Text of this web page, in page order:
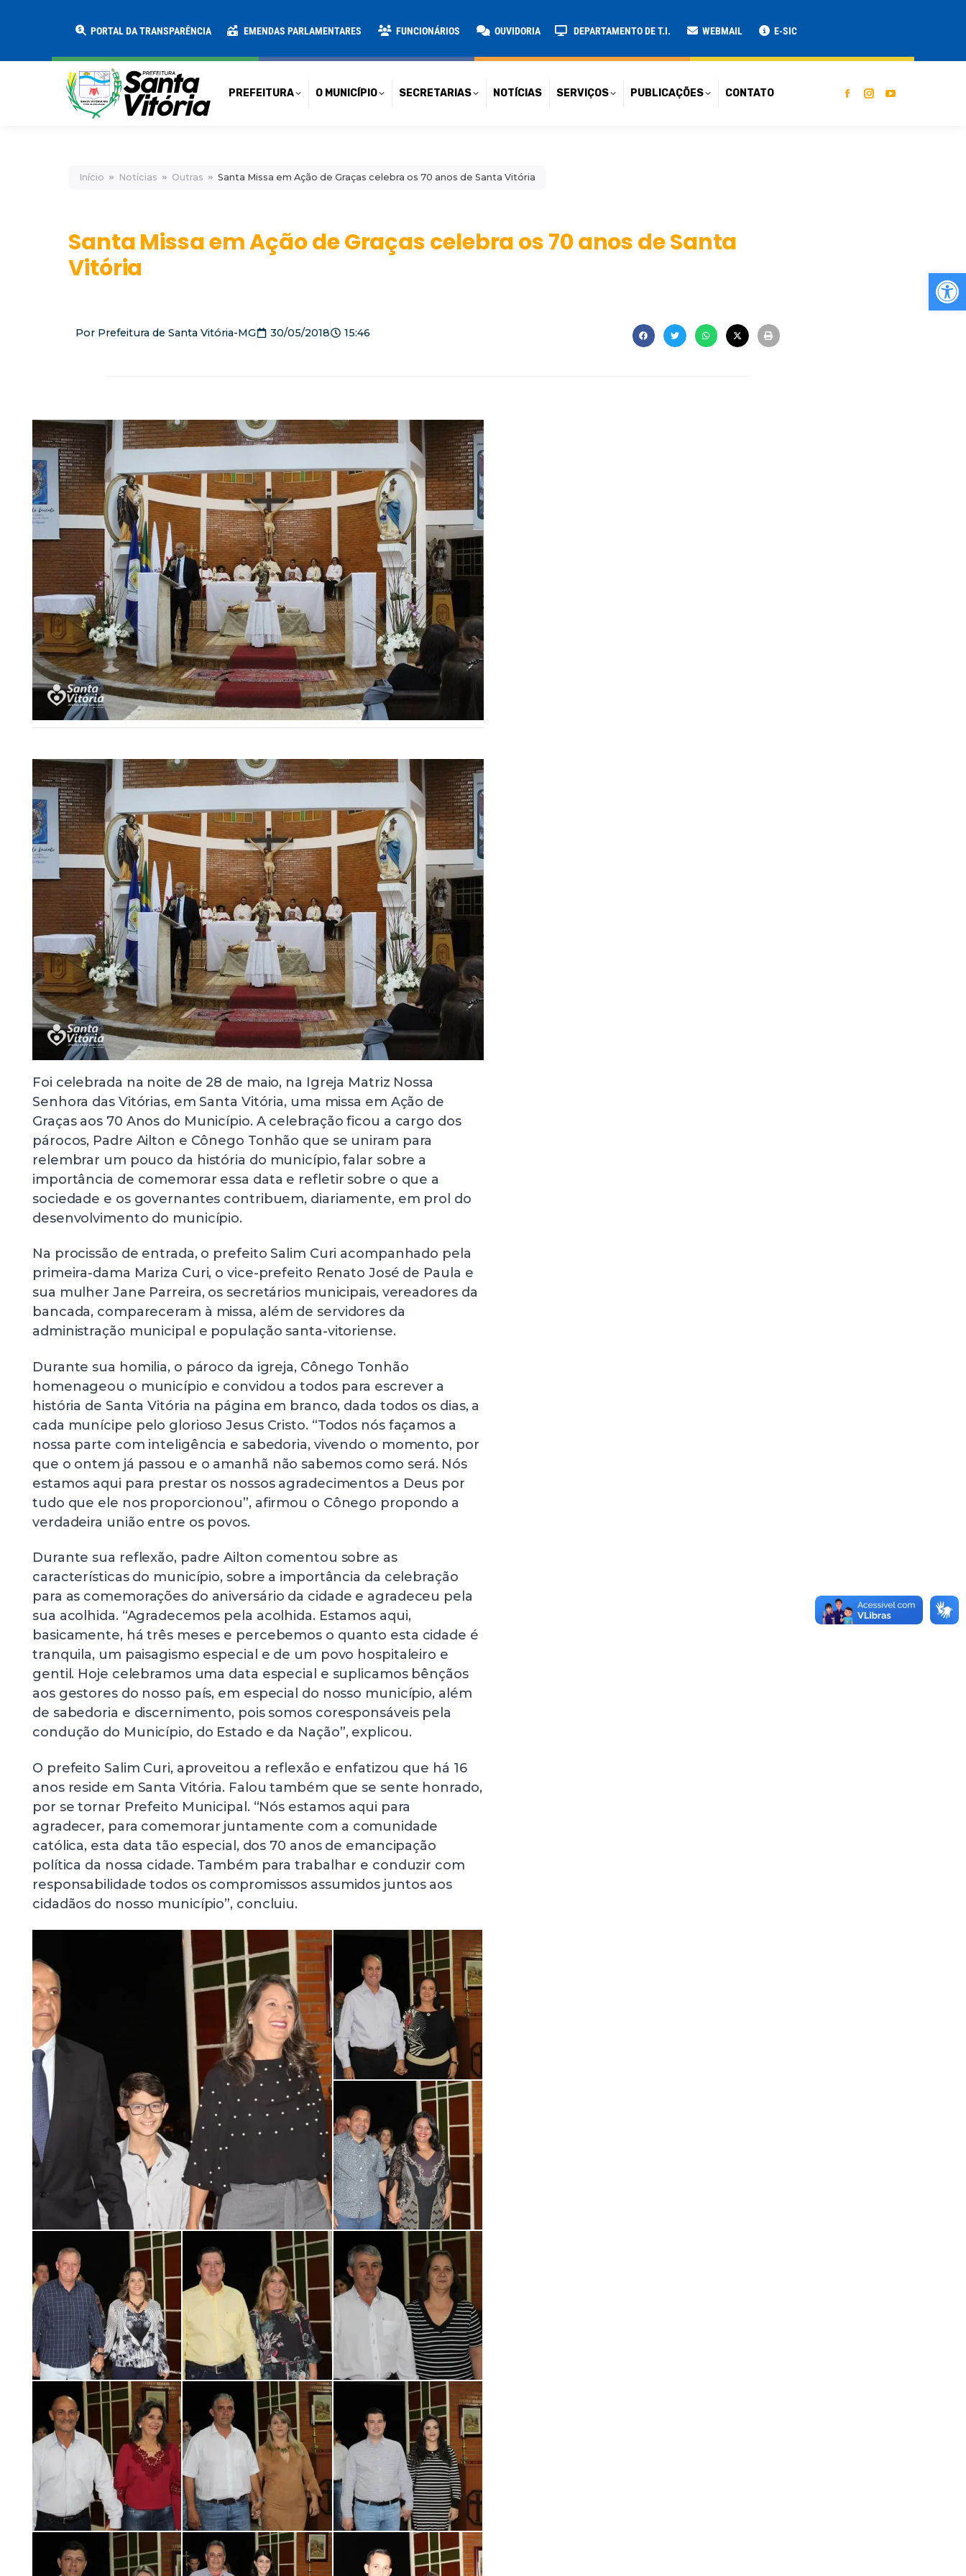
PORTAL DA TRANSPARÊNCIA EMENDAS PARLAMENTARES FUNCIONÁRIOS OUVIDORIA DEPARTAMENTO DE T.I. WEBMAIL E-SIC
PREFEITURA O MUNICÍPIO SECRETARIAS NOTÍCIAS SERVIÇOS PUBLICAÇÕES CONTATO
Início Notícias Outras Santa Missa em Ação de Graças celebra os 70 anos de Santa Vitória
Santa Missa em Ação de Graças celebra os 70 anos de Santa
Vitória
Por Prefeitura de Santa Vitória-MG 30/05/2018 15:46
Foi celebrada na noite de 28 de maio, na Igreja Matriz Nossa
Senhora das Vitórias, em Santa Vitória, uma missa em Ação de
Graças aos 70 Anos do Município. A celebração ficou a cargo dos
párocos, Padre Ailton e Cônego Tonhão que se uniram para
relembrar um pouco da história do município, falar sobre a
importância de comemorar essa data e refletir sobre o que a
sociedade e os governantes contribuem, diariamente, em prol do
desenvolvimento do município.
Na procissão de entrada, o prefeito Salim Curi acompanhado pela
primeira-dama Mariza Curi, o vice-prefeito Renato José de Paula e
sua mulher Jane Parreira, os secretários municipais, vereadores da
bancada, compareceram à missa, além de servidores da
administração municipal e população santa-vitoriense.
Durante sua homilia, o pároco da igreja, Cônego Tonhão
homenageou o município e convidou a todos para escrever a
história de Santa Vitória na página em branco, dada todos os dias, a
cada munícipe pelo glorioso Jesus Cristo. “Todos nós façamos a
nossa parte com inteligência e sabedoria, vivendo o momento, por
que o ontem já passou e o amanhã não sabemos como será. Nós
estamos aqui para prestar os nossos agradecimentos a Deus por
tudo que ele nos proporcionou”, afirmou o Cônego propondo a
verdadeira união entre os povos.
Durante sua reflexão, padre Ailton comentou sobre as
características do município, sobre a importância da celebração
para as comemorações do aniversário da cidade e agradeceu pela
sua acolhida. “Agradecemos pela acolhida. Estamos aqui,
basicamente, há três meses e percebemos o quanto esta cidade é
tranquila, um paisagismo especial e de um povo hospitaleiro e
gentil. Hoje celebramos uma data especial e suplicamos bênçãos
aos gestores do nosso país, em especial do nosso município, além
de sabedoria e discernimento, pois somos coresponsáveis pela
condução do Município, do Estado e da Nação”, explicou.
O prefeito Salim Curi, aproveitou a reflexão e enfatizou que há 16
anos reside em Santa Vitória. Falou também que se sente honrado,
por se tornar Prefeito Municipal. “Nós estamos aqui para
agradecer, para comemorar juntamente com a comunidade
católica, esta data tão especial, dos 70 anos de emancipação
política da nossa cidade. Também para trabalhar e conduzir com
responsabilidade todos os compromissos assumidos juntos aos
cidadãos do nosso município”, concluiu.